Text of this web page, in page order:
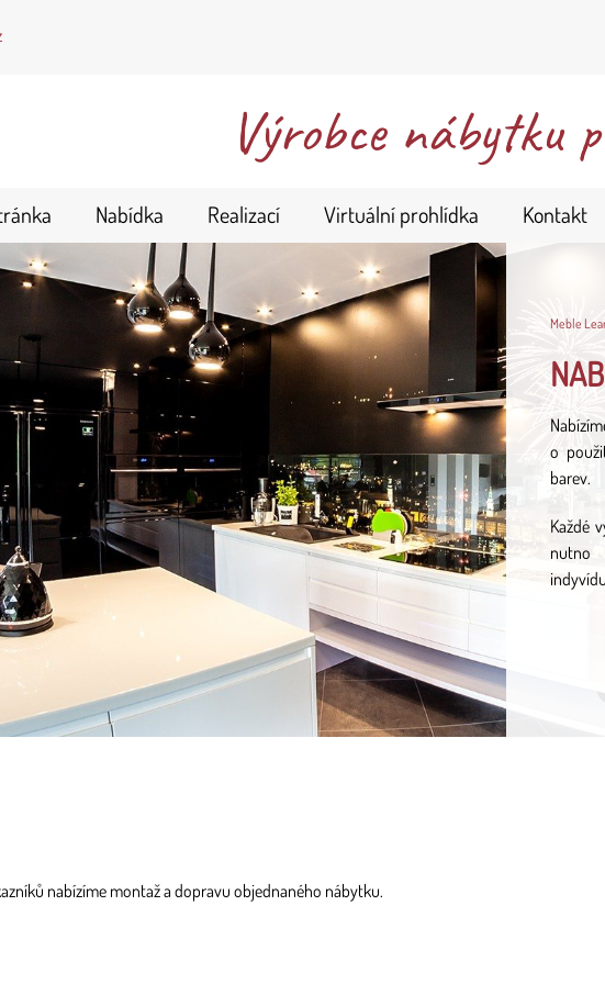
Výrobce nábytku
Nabídka Realizací Virtuální prohlídka Kontakt
Meble
o
barev.
Každé
nutno
nabízíme montaž a dopravu objednaného nábytku.